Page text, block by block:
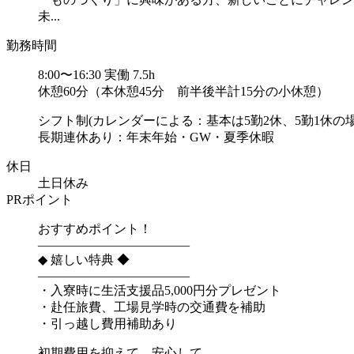
未...
勤務時間
8:00〜16:30 実働 7.5h
休憩60分（本休憩45分 前半後半計15分の小休憩）
シフト制(カレンダーによる：基本は5勤2休、5勤1休の
長期連休あり：年末年始・GW・夏季休暇
休日
土日休み
PRポイント
おすすめポイント！
――――――――――――
◆ 嬉しい特典 ◆
――――――――――――
・入寮時に生活支援品5,000円分プレゼント
・赴任旅費、工場見学時の交通費を補助
・引っ越し費用補助あり